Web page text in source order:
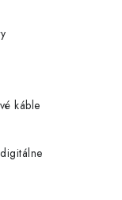
káble